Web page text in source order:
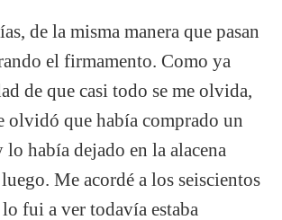
de la misma manera que pasan
el firmamento. Como ya
de que casi todo se me olvida,
olvidó que había comprado un
lo había dejado en la alacena
Me acordé a los seiscientos
fui a ver todavía estaba